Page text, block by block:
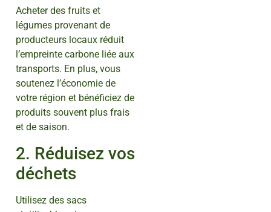
Acheter des fruits et
légumes provenant de
producteurs locaux réduit
l’empreinte carbone liée aux
transports. En plus, vous
soutenez l’économie de
votre région et bénéficiez de
produits souvent plus frais
et de saison.
2. Réduisez vos
déchets
Utilisez des sacs